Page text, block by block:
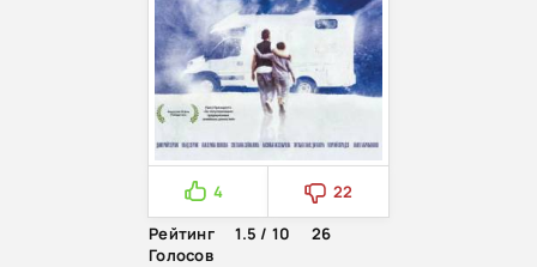
4
22
Рейтинг
1.5 / 10
26
Голосов